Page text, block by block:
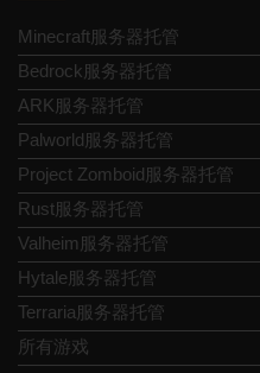
Minecraft服务器托管
Bedrock服务器托管
ARK服务器托管
Palworld服务器托管
Project Zomboid服务器托管
Rust服务器托管
Valheim服务器托管
Hytale服务器托管
Terraria服务器托管
所有游戏